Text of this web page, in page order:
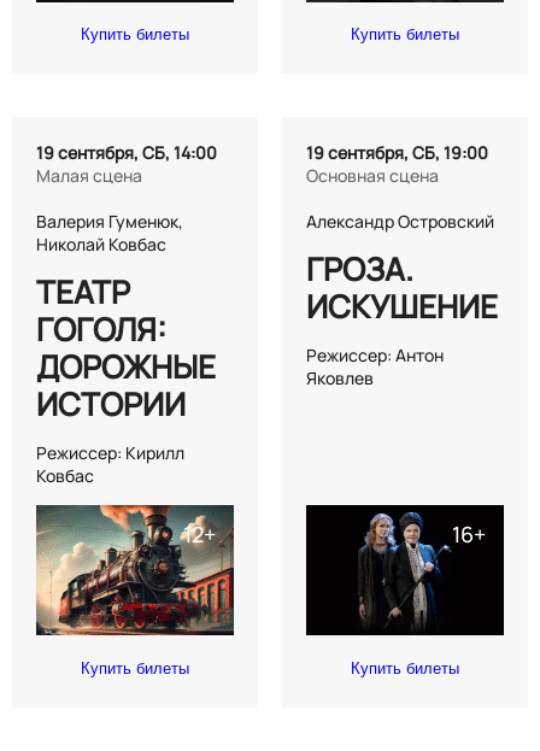
Купить билеты Купить билеты
19 сентября, СБ, 14:00
Малая сцена
Валерия Гуменюк,
Николай Ковбас
ТЕАТР
ГОГОЛЯ:
ДОРОЖНЫЕ
ИСТОРИИ
Режиссер: Кирилл
Ковбас
Купить билеты
19 сентября, СБ, 19:00
Основная сцена
Александр Островский
ГРОЗА.
ИСКУШЕНИЕ
Режиссер: Антон
Яковлев
Купить билеты